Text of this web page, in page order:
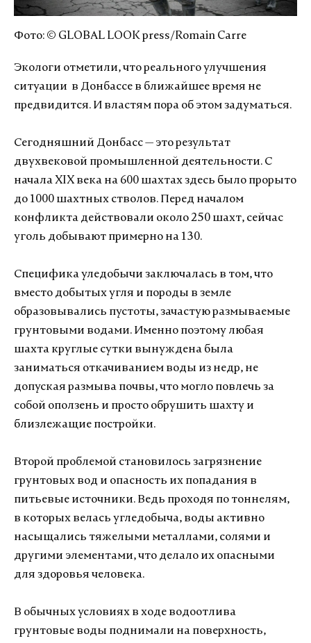
Фото: © GLOBAL LOOK press/Romain Carre
Экологи отметили, что реального улучшения
ситуации в Донбассе в ближайшее время не
предвидится. И властям пора об этом задуматься.
Сегодняшний Донбасс — это результат
двухвековой промышленной деятельности. С
начала XIX века на 600 шахтах здесь было прорыто
до 1000 шахтных стволов. Перед началом
конфликта действовали около 250 шахт, сейчас
уголь добывают примерно на 130.
Специфика уледобычи заключалась в том, что
вместо добытых угля и породы в земле
образовывались пустоты, зачастую размываемые
грунтовыми водами. Именно поэтому любая
шахта круглые сутки вынуждена была
заниматься откачиванием воды из недр, не
допуская размыва почвы, что могло повлечь за
собой оползень и просто обрушить шахту и
близлежащие постройки.
Второй проблемой становилось загрязнение
грунтовых вод и опасность их попадания в
питьевые источники. Ведь проходя по тоннелям,
в которых велась угледобыча, воды активно
насыщались тяжелыми металлами, солями и
другими элементами, что делало их опасными
для здоровья человека.
В обычных условиях в ходе водоотлива
грунтовые воды поднимали на поверхность,